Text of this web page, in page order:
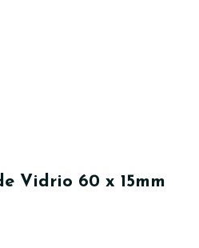
Vidrio 60 x 15mm